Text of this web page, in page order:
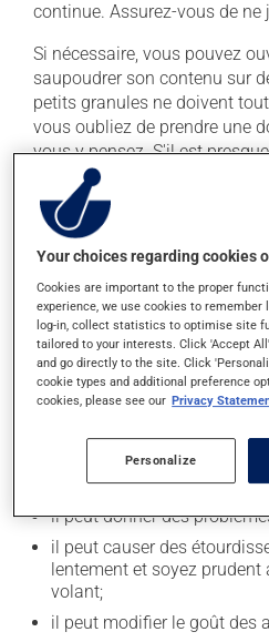
continue. Assurez-vous de ne
Si nécessaire, vous pouvez
saupoudrer son contenu sur
petits granules ne doivent
vous oubliez de prendre une
vous y pensez. S'il est
suivante, laissez simplement
Ne doublez pas la dose
rattraper.
Ce médicament peut être pris
sans égard aux repas ou aux
Effets indésirables
En plus de ses effets
secondaires), notamment :
il peut causer des maux de
il peut donner des
il peut causer des
lentement et soyez prudent
volant;
il peut modifier le goût des
Your choices regarding cookies
Cookies are important to the proper
experience, we use cookies to remember
log-in, collect statistics to optimise site
tailored to your interests. Click 'Accept
and go directly to the site. Click
cookie types and additional preference
cookies, please see our Privacy
Personalize